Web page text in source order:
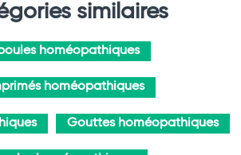
similaires
homéopathiques
homéopathiques
Gouttes homéopathiques